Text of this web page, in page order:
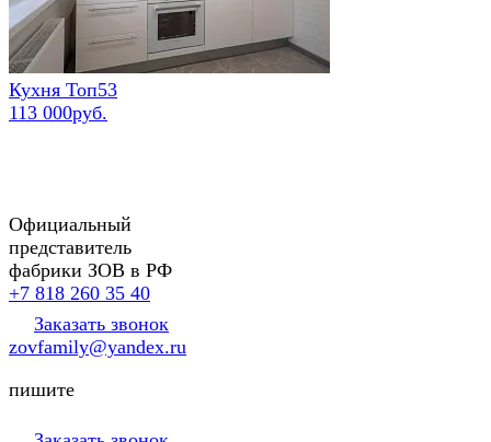
Кухня Топ53
113 000руб.
Официальный
представитель
фабрики ЗОВ в РФ
+7 818 260 35 40
Заказать звонок
zovfamily@yandex.ru
пишите